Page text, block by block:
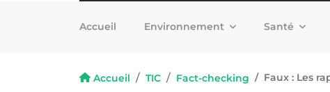
Accueil Environnement Santé
Accueil TIC Fact-checking Faux : Les